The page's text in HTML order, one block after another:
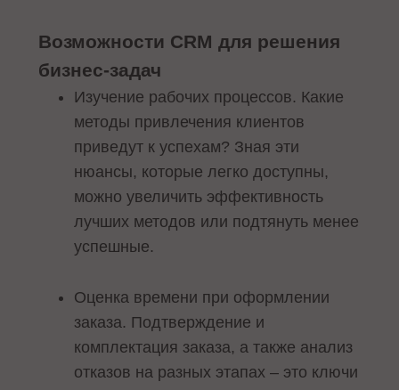
Возможности CRM для решения
бизнес-задач
Изучение рабочих процессов. Какие
методы привлечения клиентов
приведут к успехам? Зная эти
нюансы, которые легко доступны,
можно увеличить эффективность
лучших методов или подтянуть менее
успешные.
Оценка времени при оформлении
заказа. Подтверждение и
комплектация заказа, а также анализ
отказов на разных этапах – это ключи